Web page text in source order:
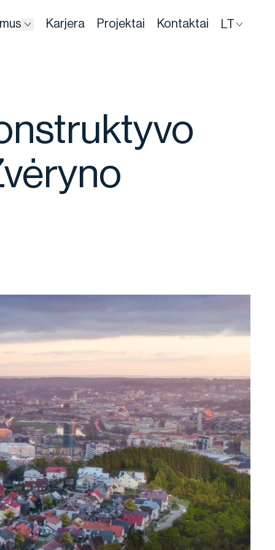
Dropdown
Karjera Projektai Kontaktai LT